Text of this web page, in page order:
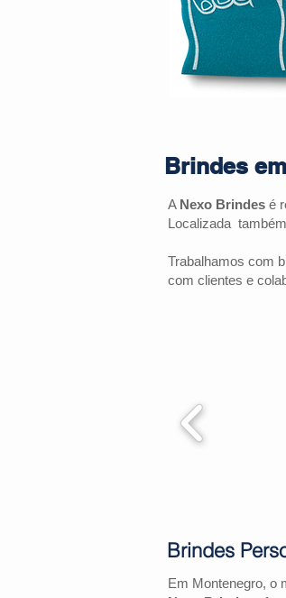
Brindes
A Nexo Brindes é
Localizada
Trabalhamos com
com clientes e
Em Montenegro, o
Brindes